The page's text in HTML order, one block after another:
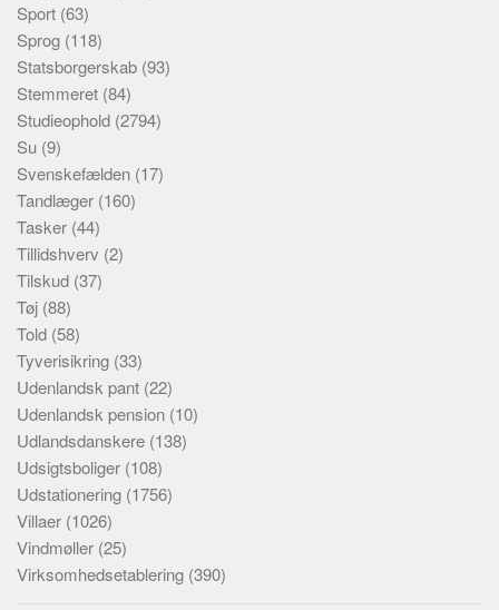
Sport (63)
Sprog (118)
Statsborgerskab (93)
Stemmeret (84)
Studieophold (2794)
Su (9)
Svenskefælden (17)
Tandlæger (160)
Tasker (44)
Tillidshverv (2)
Tilskud (37)
Tøj (88)
Told (58)
Tyverisikring (33)
Udenlandsk pant (22)
Udenlandsk pension (10)
Udlandsdanskere (138)
Udsigtsboliger (108)
Udstationering (1756)
Villaer (1026)
Vindmøller (25)
Virksomhedsetablering (390)